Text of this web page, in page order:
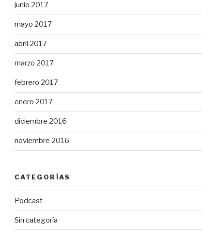
junio 2017
mayo 2017
abril 2017
marzo 2017
febrero 2017
enero 2017
diciembre 2016
noviembre 2016
CATEGORÍAS
Podcast
Sin categoría